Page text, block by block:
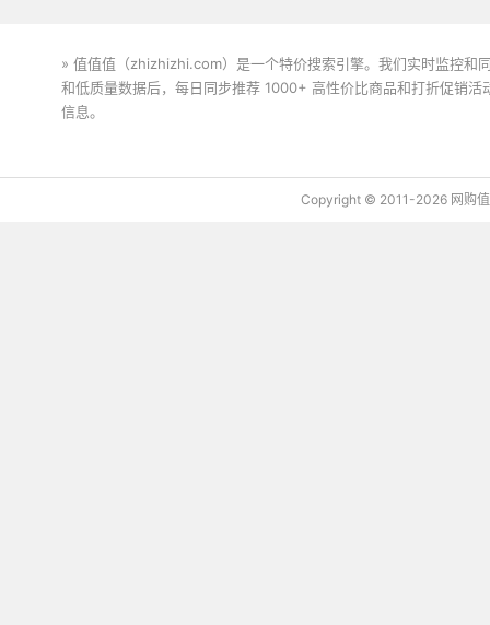
» 值值值（zhizhizhi.com）是一个特价搜索引擎。我们实时监控和
和低质量数据后，每日同步推荐 1000+ 高性价比商品和打折促销
信息。
Copyright © 2011-2026 网购